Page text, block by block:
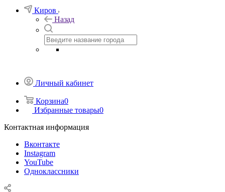
Киров
Назад
Личный кабинет
Корзина0
Избранные товары0
Контактная информация
Вконтакте
Instagram
YouTube
Одноклассники